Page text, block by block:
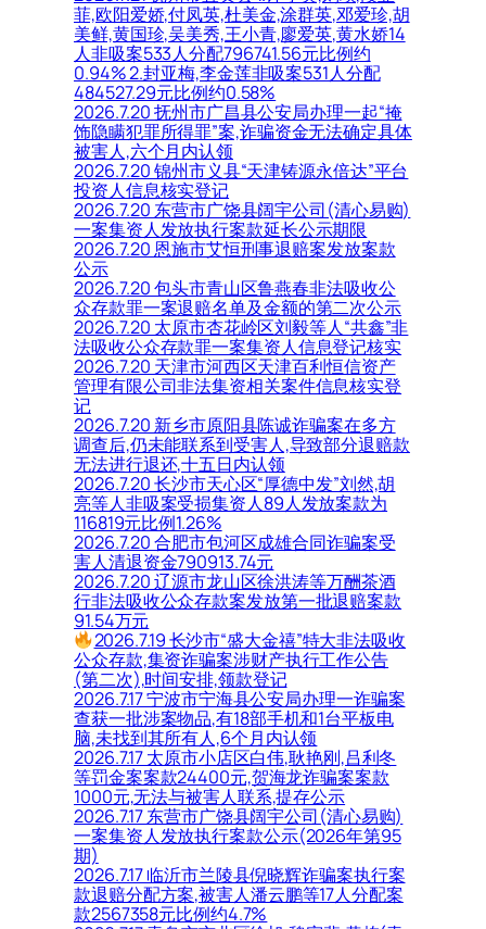
菲,欧阳爱娇,付凤英,杜美金,涂群英,邓爱珍,胡
美鲜,黄国珍,吴美秀,王小青,廖爱英,黄水娇14
人非吸案533人分配796741.56元比例约
0.94% 2.封亚梅,李金莲非吸案531人分配
484527.29元比例约0.58%
2026.7.20 抚州市广昌县公安局办理一起“掩
饰隐瞒犯罪所得罪”案,诈骗资金无法确定具体
被害人,六个月内认领
2026.7.20 锦州市义县“天津铸源永倍达”平台
投资人信息核实登记
2026.7.20 东营市广饶县阔宇公司(清心易购)
一案集资人发放执行案款延长公示期限
2026.7.20 恩施市艾恒刑事退赔案发放案款
公示
2026.7.20 包头市青山区鲁燕春非法吸收公
众存款罪一案退赔名单及金额的第二次公示
2026.7.20 太原市杏花岭区刘毅等人“共鑫”非
法吸收公众存款罪一案集资人信息登记核实
2026.7.20 天津市河西区天津百利恒信资产
管理有限公司非法集资相关案件信息核实登
记
2026.7.20 新乡市原阳县陈诚诈骗案在多方
调查后,仍未能联系到受害人,导致部分退赔款
无法进行退还,十五日内认领
2026.7.20 长沙市天心区“厚德中发”刘然,胡
亮等人非吸案受损集资人89人发放案款为
116819元比例1.26%
2026.7.20 合肥市包河区成雄合同诈骗案受
害人清退资金790913.74元
2026.7.20 辽源市龙山区徐洪涛等万酬茶酒
行非法吸收公众存款案发放第一批退赔案款
91.54万元
2026.7.19 长沙市“盛大金禧”特大非法吸收
公众存款,集资诈骗案涉财产执行工作公告
(第二次),时间安排,领款登记
2026.7.17 宁波市宁海县公安局办理一诈骗案
查获一批涉案物品,有18部手机和1台平板电
脑,未找到其所有人,6个月内认领
2026.7.17 太原市小店区白伟,耿艳刚,吕利冬
等罚金案案款24400元,贺海龙诈骗案案款
1000元,无法与被害人联系,提存公示
2026.7.17 东营市广饶县阔宇公司(清心易购)
一案集资人发放执行案款公示(2026年第95
期)
2026.7.17 临沂市兰陵县倪晓辉诈骗案执行案
款退赔分配方案,被害人潘云鹏等17人分配案
款2567358元比例约4.7%